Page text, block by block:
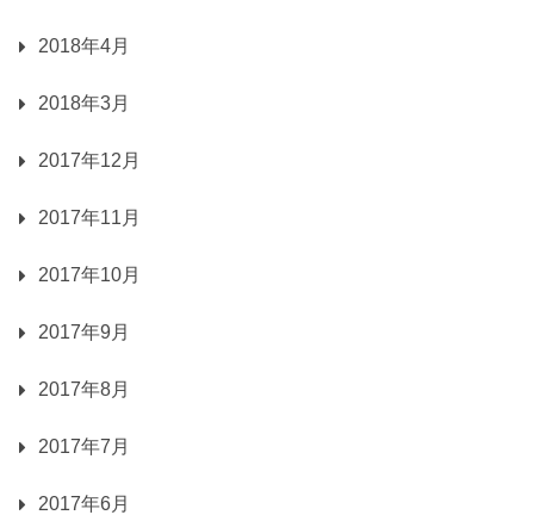
2018年4月
2018年3月
2017年12月
2017年11月
2017年10月
2017年9月
2017年8月
2017年7月
2017年6月